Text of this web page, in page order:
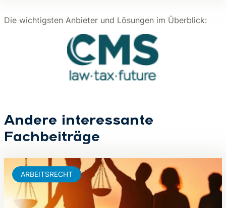
Die wichtigsten Anbieter und Lösungen im Überblick:
Andere interessante
Fachbeiträge
ARBEITSRECHT